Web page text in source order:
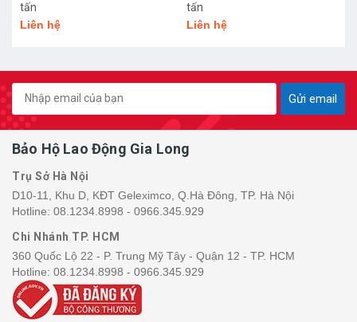
Liên hệ
Liên hệ
Gửi email
Bảo Hộ Lao Động Gia Long
Trụ Sở Hà Nội
D10-11, Khu D, KĐT Geleximco, Q.Hà Đông, TP. Hà Nội
Hotline: 08.1234.8998 - 0966.345.929
Chi Nhánh TP. HCM
360 Quốc Lộ 22 - P. Trung Mỹ Tây - Quận 12 - TP. HCM
Hotline: 08.1234.8998 - 0966.345.929